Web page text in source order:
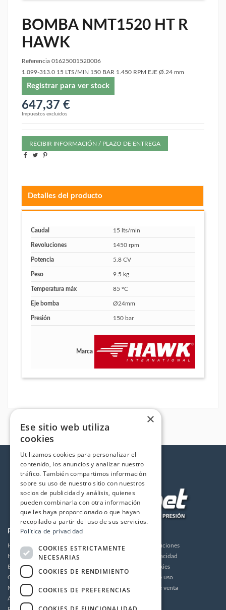
BOMBA NMT1520 HT R
HAWK
Referencia 01625001520006
1.099-313.0 15 LTS/MIN 150 BAR 1.450 RPM EJE Ø.24 mm
Registrar para ver stock
647,37 €
Impuestos excluidos
RECIBIR INFORMACIÓN / PLAZO DE ENTREGA
Detalles del producto
Caudal 15 lts/min
Revoluciones 1450 rpm
Potencia 5.8 CV
Peso 9.5 kg
Temperatura máx 85 ºC
Eje bomba Ø24mm
Presión 150 bar
Marca
PRODUCTOS
Hidrolimpiadoras
Humidificación
Bombas de alta presión
Grupos motor bomba alta presión
Motores
Accesorios
Envios y devoluciones
Política de privacidad
Política de cookies
Condiciones de uso
Condiciones de venta
×
Ese sitio web utiliza
cookies
Utilizamos cookies para personalizar el
contenido, los anuncios y analizar nuestro
tráfico. También compartimos información
sobre su uso de nuestro sitio con nuestros
socios de publicidad y análisis, quienes
pueden combinarla con otra información
que les haya proporcionado o que hayan
recopilado a partir del uso de sus servicios.
Política de privacidad
COOKIES ESTRICTAMENTE
NECESARIAS
COOKIES DE RENDIMIENTO
COOKIES DE PREFERENCIAS